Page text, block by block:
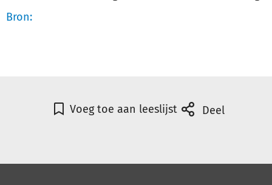
Bron:
Voeg toe aan leeslijst Deel